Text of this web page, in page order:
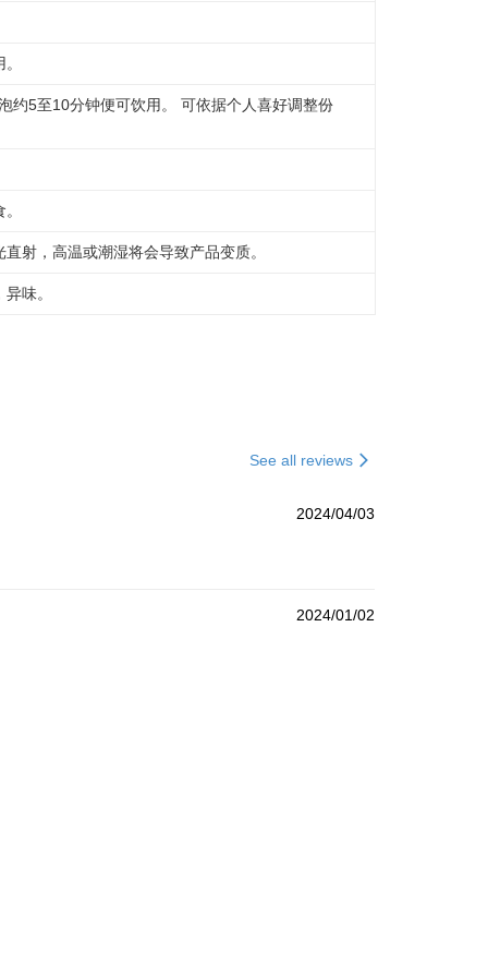
约5至10分钟便可饮用。 可依据个人喜好调整份
射，高温或潮湿将会导致产品变质。
味。
See all reviews
2024/04/03
2024/01/02